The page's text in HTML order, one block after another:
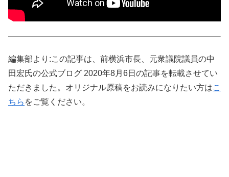
編集部より:この記事は、前横浜市長、元衆議院議員の中
田宏氏の公式ブログ 2020年8月6日の記事を転載させてい
ただきました。オリジナル原稿をお読みになりたい方はこ
ちら をご覧ください。